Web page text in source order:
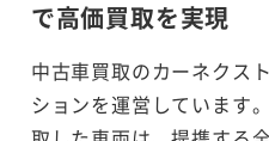
で高価買取を実現
中古車買取のカーネクス
ションを運営しています